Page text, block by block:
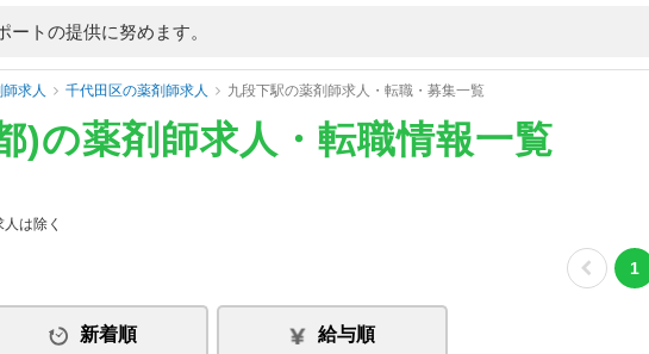
トの提供に努めます。
求人 千代田区の薬剤師求人 九段下駅の薬剤師求人・転職・募集一覧
)の薬剤師求人・転職情報一覧
は除く
1
新着順 給与順